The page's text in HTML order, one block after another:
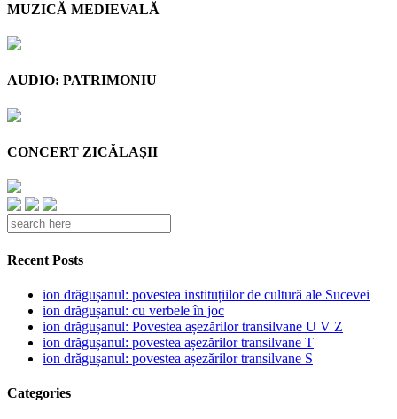
MUZICĂ MEDIEVALĂ
AUDIO: PATRIMONIU
CONCERT ZICĂLAŞII
Recent Posts
ion drăgușanul: povestea instituțiilor de cultură ale Sucevei
ion drăgușanul: cu verbele în joc
ion drăgușanul: Povestea așezărilor transilvane U V Z
ion drăgușanul: povestea așezărilor transilvane T
ion drăgușanul: povestea așezărilor transilvane S
Categories